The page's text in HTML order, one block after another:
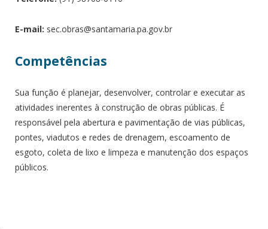
E-mail: sec.obras@santamaria.pa.gov.br
Competências
Sua função é planejar, desenvolver, controlar e executar as
atividades inerentes à construção de obras públicas. É
responsável pela abertura e pavimentação de vias públicas,
pontes, viadutos e redes de drenagem, escoamento de
esgoto, coleta de lixo e limpeza e manutenção dos espaços
públicos.